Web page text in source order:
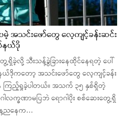
မဲ့ အသင်းဖော်တွေ လေ့ကျင့်ခန်းဆင်း
ယ်ဒို
ေ့ရှိခဲ့လို့ သီးသန့်ခွဲခြားနေထိုင်နေရတဲ့ ပေါ်
ယ်ဒိုကတော့ အသင်းဖော်တွေ လေ့ကျင့်ခန်း
ြည့်ရှုခဲ့ပါတယ်။ အသက် ၃၅ နှစ်ရှိတဲ့
လက္ခဏာမပြဘဲ ရောဂါပိုး စစ်ဆေးတွေ့ရှိ
ေ့ညနေက…